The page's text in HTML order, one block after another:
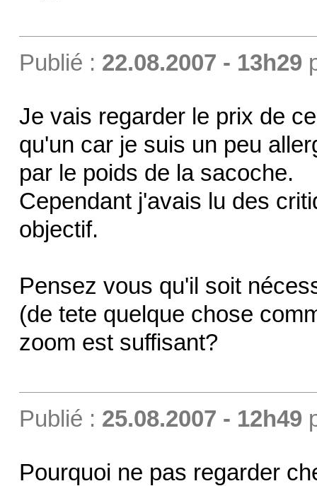
Publié : 22.08.2007 - 13h29
Je vais regarder le prix de
qu'un car je suis un peu
par le poids de la sacoche.
Cependant j'avais lu des
objectif.
Pensez vous qu'il soit
(de tete quelque chose
zoom est suffisant?
Publié : 25.08.2007 - 12h49
Pourquoi ne pas regarder